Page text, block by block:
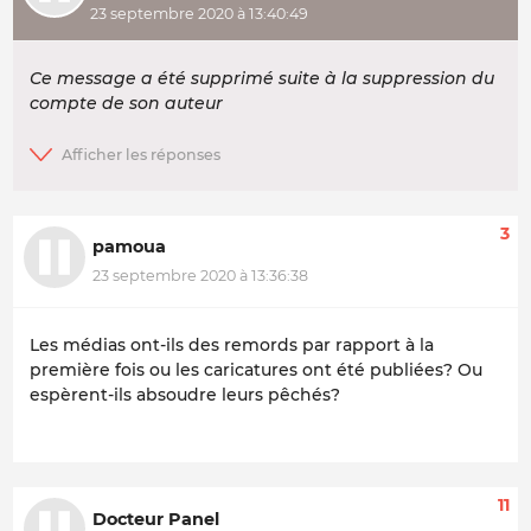
23 septembre 2020 à 13:40:49
Ce message a été supprimé suite à la suppression du
compte de son auteur
pamoua
23 septembre 2020 à 13:36:38
3
Les médias ont-ils des remords par rapport à la
première fois ou les caricatures ont été publiées? Ou
espèrent-ils absoudre leurs pêchés?
Docteur Panel
11